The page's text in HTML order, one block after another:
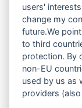
users'
change my
future.We
to third
protection. By
non-EU
used by us as
providers